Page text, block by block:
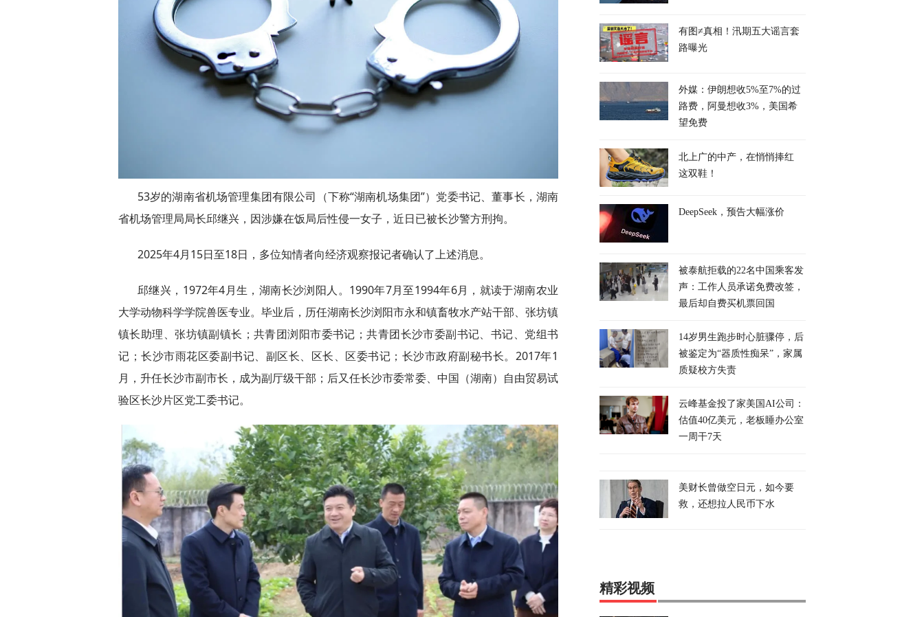
53岁的湖南省机场管理集团有限公司（下称“湖南机场集团”）党委书记、董事长，湖南
省机场管理局局长邱继兴，因涉嫌在饭局后性侵一女子，近日已被长沙警方刑拘。
2025年4月15日至18日，多位知情者向经济观察报记者确认了上述消息。
邱继兴，1972年4月生，湖南长沙浏阳人。1990年7月至1994年6月，就读于湖南农业
大学动物科学学院兽医专业。毕业后，历任湖南长沙浏阳市永和镇畜牧水产站干部、张坊镇
镇长助理、张坊镇副镇长；共青团浏阳市委书记；共青团长沙市委副书记、书记、党组书
记；长沙市雨花区委副书记、副区长、区长、区委书记；长沙市政府副秘书长。2017年1
月，升任长沙市副市长，成为副厅级干部；后又任长沙市委常委、中国（湖南）自由贸易试
验区长沙片区党工委书记。
有图≠真相！汛期五大谣言套
路曝光
外媒：伊朗想收5%至7%的过
路费，阿曼想收3%，美国希
望免费
北上广的中产，在悄悄捧红
这双鞋！
DeepSeek，预告大幅涨价
被泰航拒载的22名中国乘客发
声：工作人员承诺免费改签，
最后却自费买机票回国
14岁男生跑步时心脏骤停，后
被鉴定为“器质性痴呆”，家属
质疑校方失责
云峰基金投了家美国AI公司：
估值40亿美元，老板睡办公室
一周干7天
美财长曾做空日元，如今要
救，还想拉人民币下水
精彩视频